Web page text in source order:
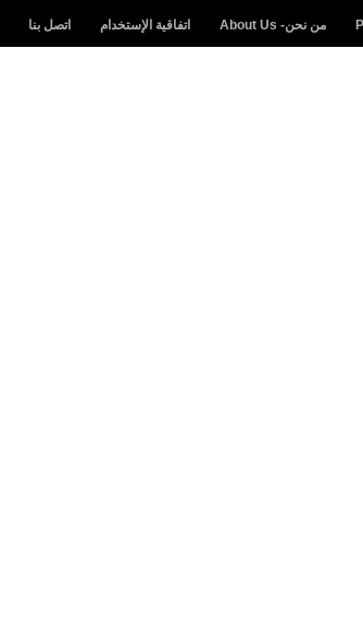
من نحن- About Us اتفاقية الإستخدام اتصل بنا